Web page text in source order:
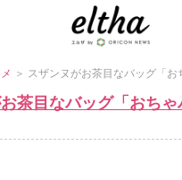
＞ スザンヌがお茶目なバッグ「お
茶目なバッグ「おち